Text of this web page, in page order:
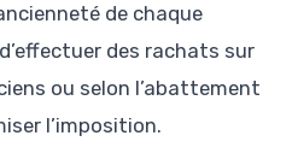
de chaque
des rachats sur
ou selon l’abattement
l’imposition.